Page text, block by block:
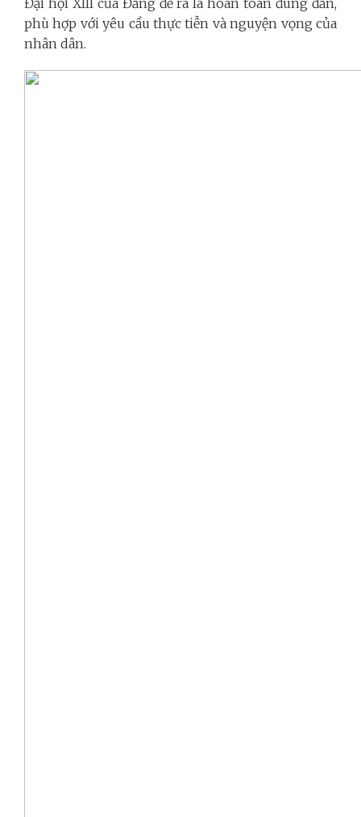
Đại hội XIII của Đảng đề ra là hoàn toàn đúng đắn,
phù hợp với yêu cầu thực tiễn và nguyện vọng của
nhân dân.